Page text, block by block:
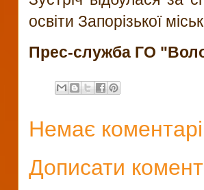
освіти Запорізької
Прес-служба ГО
Немає
Дописати